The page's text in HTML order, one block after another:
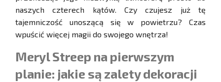
naszych czterech kątów. Czy czujesz już tę
tajemniczość unoszącą się w powietrzu? Czas
wpuścić więcej magii do swojego wnętrza!
Meryl Streep na pierwszym
planie: jakie są zalety dekoracji